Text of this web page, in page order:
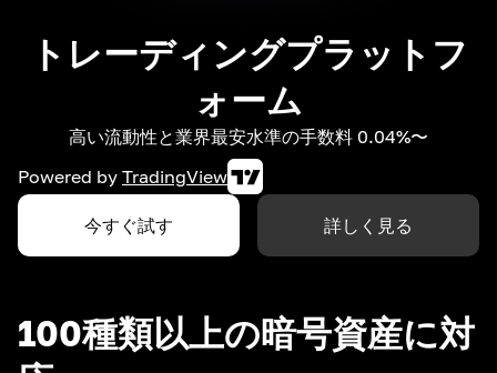
トレーディングプラットフ
ォーム
高い流動性と業界最安水準の手数料 0.04%〜
Powered by TradingView
今すぐ試す 詳しく見る
100種類以上の暗号資産に対